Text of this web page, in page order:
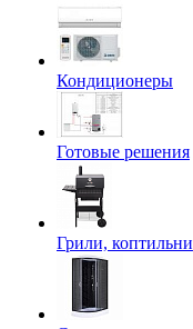
Кондиционеры
Готовые решения
Грили, коптильни